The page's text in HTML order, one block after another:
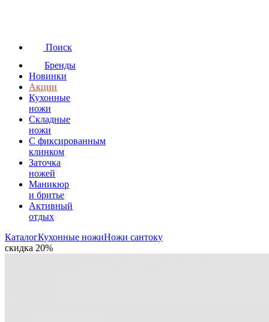
Поиск
Бренды
Новинки
Акции
Кухонные
ножи
Складные
ножи
C фиксированным
клинком
Заточка
ножей
Маникюр
и бритье
Активный
отдых
КаталогКухонные ножиНожи сантоку
скидка 20%